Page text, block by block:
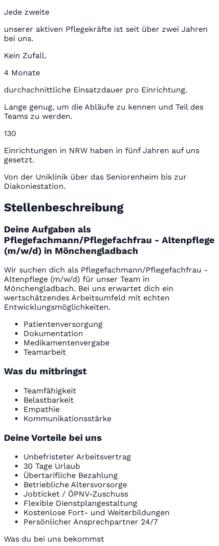
Jede zweite
unserer aktiven Pflegekräfte ist seit über zwei Jahren
bei uns.
Kein Zufall.
4 Monate
durchschnittliche Einsatzdauer pro Einrichtung.
Lange genug, um die Abläufe zu kennen und Teil des
Teams zu werden.
130
Einrichtungen in NRW haben in fünf Jahren auf uns
gesetzt.
Von der Uniklinik über das Seniorenheim bis zur
Diakoniestation.
Stellenbeschreibung
Deine Aufgaben als
Pflegefachmann/Pflegefachfrau - Altenpflege
(m/w/d) in Mönchengladbach
Wir suchen dich als Pflegefachmann/Pflegefachfrau -
Altenpflege (m/w/d) für unser Team in
Mönchengladbach. Bei uns erwartet dich ein
wertschätzendes Arbeitsumfeld mit echten
Entwicklungsmöglichkeiten.
Patientenversorgung
Dokumentation
Medikamentenvergabe
Teamarbeit
Was du mitbringst
Teamfähigkeit
Belastbarkeit
Empathie
Kommunikationsstärke
Deine Vorteile bei uns
Unbefristeter Arbeitsvertrag
30 Tage Urlaub
Übertarifliche Bezahlung
Betriebliche Altersvorsorge
Jobticket / ÖPNV-Zuschuss
Flexible Dienstplangestaltung
Kostenlose Fort- und Weiterbildungen
Persönlicher Ansprechpartner 24/7
Was du bei uns bekommst